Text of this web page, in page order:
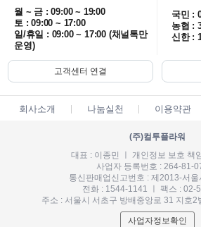
월 ~ 금 : 09:00 ~ 19:00
토 : 09:00 ~ 17:00
일/휴일 : 09:00 ~ 17:00 (채널톡만
운영)
국민 :
농협 :
신한 :
고객센터 연결
회사소개 나눔실천 이용약관
(주)컬투플라워
대표 : 이종민 ㅣ 개인정보 보호 책
사업자 등록번호 : 264-81-
통신판매업신고번호 : 제2013-서
전화 : 1544-1141 ㅣ 팩스 : 02-
주소 : 서울시 서초구 방배중앙로 31 지호2
사업자정보확인